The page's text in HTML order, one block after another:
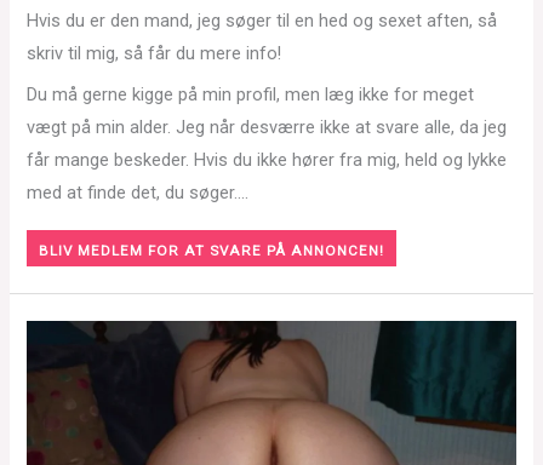
Hvis du er den mand, jeg søger til en hed og sexet aften, så
skriv til mig, så får du mere info!
Du må gerne kigge på min profil, men læg ikke for meget
vægt på min alder. Jeg når desværre ikke at svare alle, da jeg
får mange beskeder. Hvis du ikke hører fra mig, held og lykke
med at finde det, du søger….
BLIV MEDLEM FOR AT SVARE PÅ ANNONCEN!